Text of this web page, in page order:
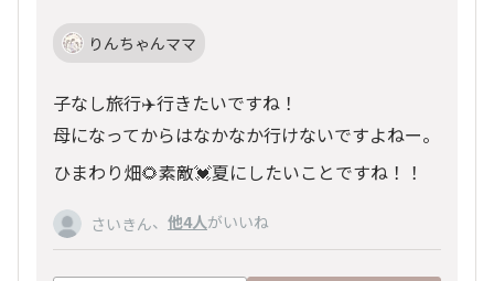
りんちゃんママ
子なし旅行✈️行きたいですね！
母になってからはなかなか行けないですよねー。
ひまわり畑🌻素敵💓夏にしたいことですね！！
さいきん、 他4人がいいね